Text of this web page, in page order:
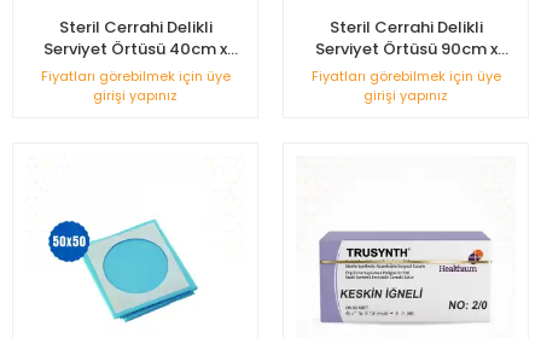
Steril Cerrahi Delikli
Serviyet Örtüsü 40cm x
40cm
Fiyatları görebilmek için üye
girişi yapınız
Steril Cerrahi Delikli
Serviyet Örtüsü 90cm x
120cm
Fiyatları görebilmek için üye
girişi yapınız